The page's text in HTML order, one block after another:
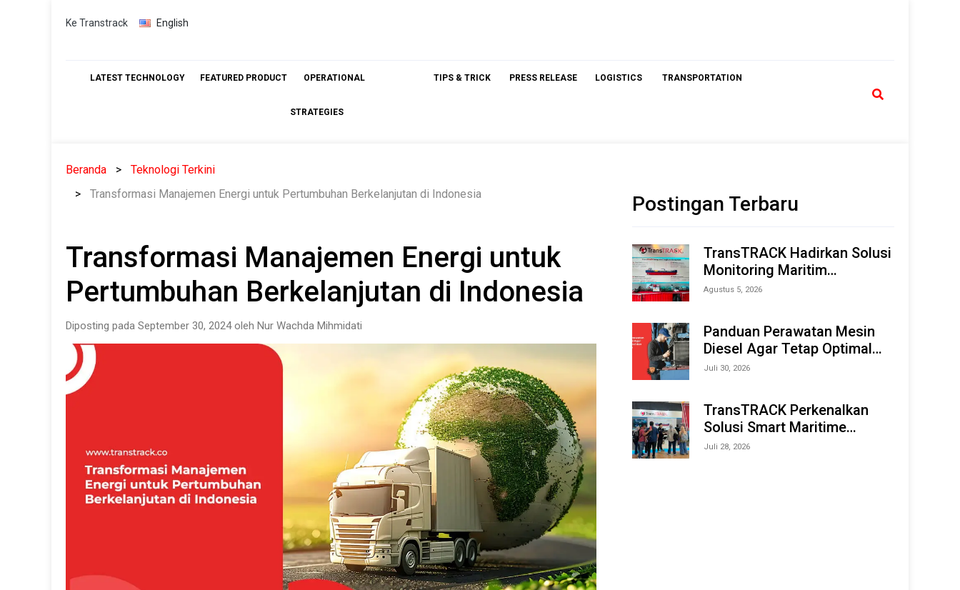
Skip
Ke Transtrack English
LATEST TECHNOLOGY FEATURED PRODUCT OPERATIONAL
STRATEGIES
TIPS & TRICK PRESS RELEASE LOGISTICS TRANSPORTATION
Beranda
Teknologi Terkini
Transformasi Manajemen Energi untuk Pertumbuhan Berkelanjutan di Indonesia
Transformasi Manajemen Energi untuk
Pertumbuhan Berkelanjutan di Indonesia
Diposting pada September 30, 2024 oleh Nur Wachda Mihmidati
Postingan Terbaru
TransTRACK Hadirkan Solusi
Monitoring Maritim
Terintegrasi Berbasis AI &
Offshore Expo (IMOX) 2026
Agustus 5, 2026
Panduan Perawatan Mesin
Diesel Agar Tetap Optimal
dan Tahan Lama
Juli 30, 2026
TransTRACK Perkenalkan
Solusi Smart Maritime
Monitoring Berbasis AI dan
Juli 28, 2026